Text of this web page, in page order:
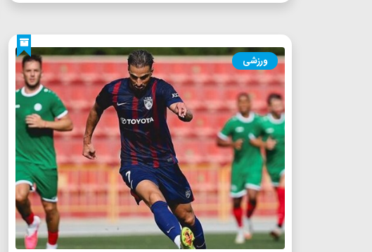
ورزشی